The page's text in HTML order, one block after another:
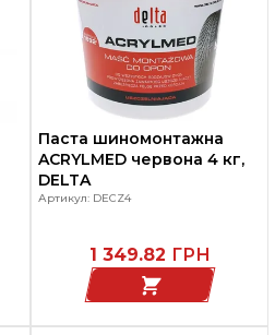
Паста шиномонтажна
ACRYLMED червона 4 кг,
DELTA
Артикул: DECZ4
1 349.82 ГРН